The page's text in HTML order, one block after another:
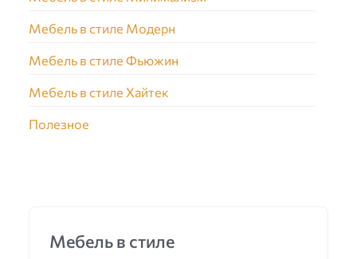
Мебель в стиле Модерн
Мебель в стиле Фьюжин
Мебель в стиле Хайтек
Полезное
Мебель в стиле